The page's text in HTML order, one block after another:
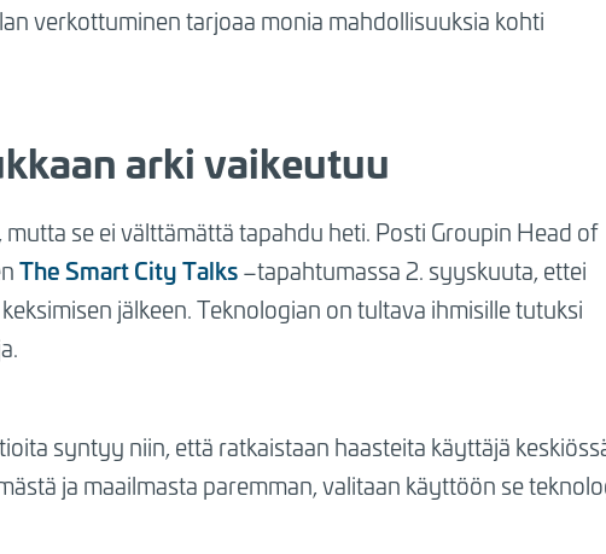
verkottuminen tarjoaa monia mahdollisuuksia kohti
arki vaikeutuu
se ei välttämättä tapahdu heti. Posti Groupin Head of
The Smart City Talks–tapahtumassa 2. syyskuuta, ettei
jälkeen. Teknologian on tultava ihmisille tutuksi
syntyy niin, että ratkaistaan haasteita käyttäjä
ja maailmasta paremman, valitaan käyttöön se